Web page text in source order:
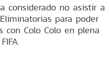
considerado no asistir a
para poder
con Colo Colo en plena